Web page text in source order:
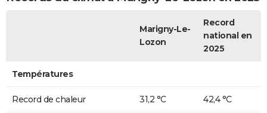
Marigny-Le-
Lozon
Record
national en
2025
Températures
Record de chaleur 31,2 °C 42,4 °C